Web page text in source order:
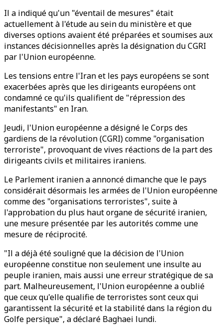
Il a indiqué qu'un "éventail de mesures" était
actuellement à l'étude au sein du ministère et que
diverses options avaient été préparées et soumises aux
instances décisionnelles après la désignation du CGRI
par l'Union européenne.
Les tensions entre l'Iran et les pays européens se sont
exacerbées après que les dirigeants européens ont
condamné ce qu'ils qualifient de "répression des
manifestants" en Iran.
Jeudi, l'Union européenne a désigné le Corps des
gardiens de la révolution (CGRI) comme "organisation
terroriste", provoquant de vives réactions de la part des
dirigeants civils et militaires iraniens.
Le Parlement iranien a annoncé dimanche que le pays
considérait désormais les armées de l'Union européenne
comme des "organisations terroristes", suite à
l'approbation du plus haut organe de sécurité iranien,
une mesure présentée par les autorités comme une
mesure de réciprocité.
"Il a déjà été souligné que la décision de l'Union
européenne constitue non seulement une insulte au
peuple iranien, mais aussi une erreur stratégique de sa
part. Malheureusement, l'Union européenne a oublié
que ceux qu'elle qualifie de terroristes sont ceux qui
garantissent la sécurité et la stabilité dans la région du
Golfe persique", a déclaré Baghaei lundi.